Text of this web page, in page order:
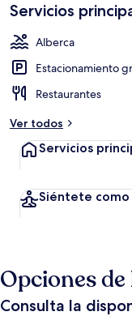
Servicios
Alberca
Estacionamiento
Restaurantes
Ver todos
Servicios
Siéntete como
Opciones
Consulta la